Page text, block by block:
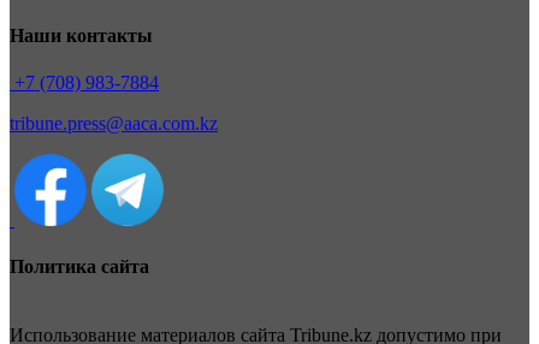
Наши контакты
+7 (708) 983-7884
tribune.press@aaca.com.kz
Политика сайта
Использование материалов сайта Tribune.kz допустимо при